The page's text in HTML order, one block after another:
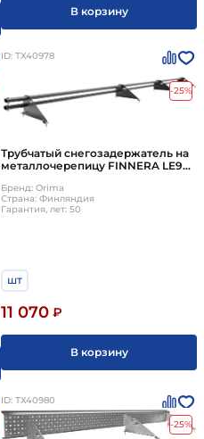
В корзину
ID: ТХ40978
-25%
Трубчатый снегозадержатель на
металлочерепицу FINNERA LE9
Бренд: Orima
Страна: Финляндия
Гарантия, лет: 50
шт
11 070 ₽
В корзину
ID: ТХ40980
-25%